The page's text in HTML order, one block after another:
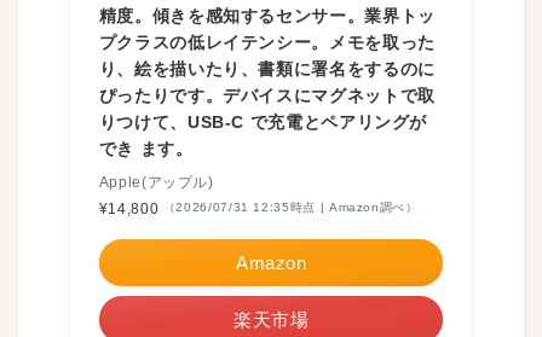
精度。傾きを感知するセンサー。業界トッ
プクラスの低レイテンシー。メモを取った
り、絵を描いたり、書類に署名をするのに
ぴったりです。デバイスにマグネットで取
りつけて、USB-C で充電とペアリングが
でき ます。
Apple(アップル)
¥14,800
（2026/07/31 12:35時点 | Amazon調べ）
Amazon
楽天市場